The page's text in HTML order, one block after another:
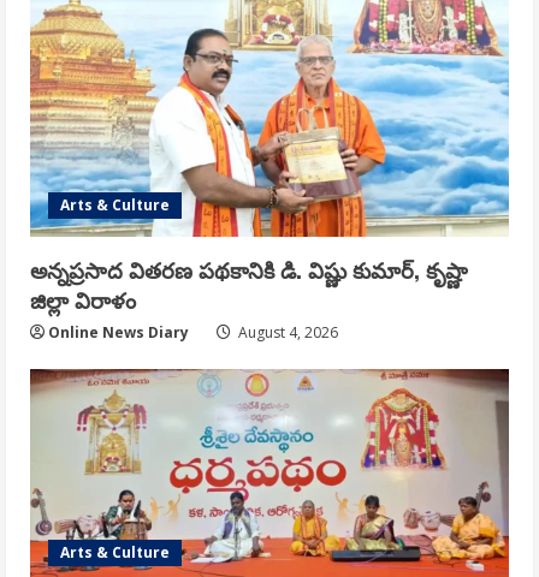
Arts & Culture
అన్నప్రసాద వితరణ పథకానికి డి. విష్ణు కుమార్, కృష్ణా
జిల్లా విరాళం
Online News Diary August 4, 2026
Arts & Culture